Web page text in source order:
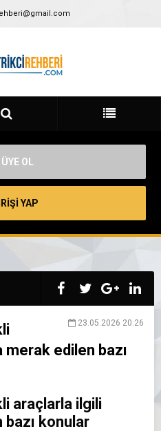
ÜYE OL
YAP
23.05.2026 20:26
merak edilen bazı
araçlarla ilgili
bazı konular